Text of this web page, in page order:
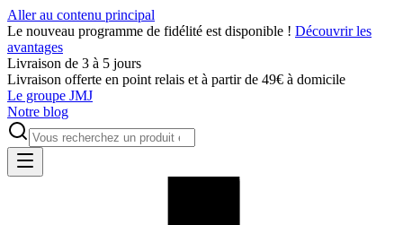
Aller au contenu principal
Le nouveau programme de fidélité est disponible ! Découvrir les
avantages
Livraison de 3 à 5 jours
Livraison offerte en point relais et à partir de 49€ à domicile
Le groupe JMJ
Notre blog